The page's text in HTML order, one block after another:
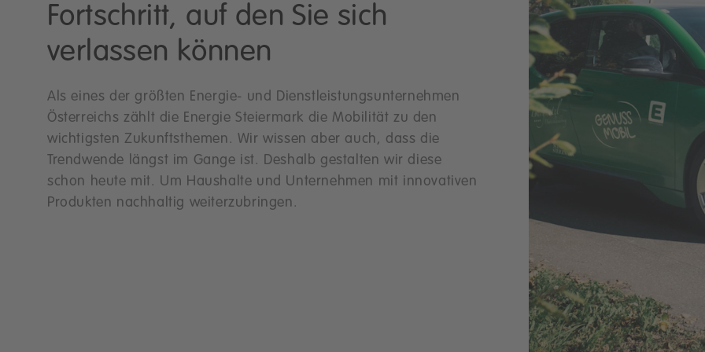
Fortschritt, auf den Sie sich
verlassen können
Als eines der größten Energie- und Dienstleistungsunternehmen
Österreichs zählt die Energie Steiermark die Mobilität zu den
wichtigsten Zukunftsthemen. Wir wissen aber auch, dass die
Trendwende längst im Gange ist. Deshalb gestalten wir diese
schon heute mit. Um Haushalte und Unternehmen mit innovativen
Produkten nachhaltig weiterzubringen.